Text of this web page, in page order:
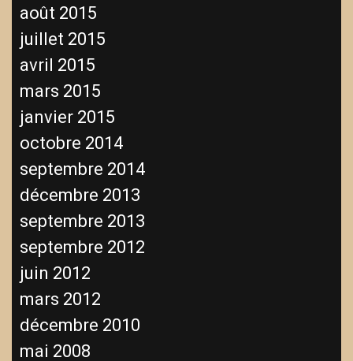
août 2015
juillet 2015
avril 2015
mars 2015
janvier 2015
octobre 2014
septembre 2014
décembre 2013
septembre 2013
septembre 2012
juin 2012
mars 2012
décembre 2010
mai 2008